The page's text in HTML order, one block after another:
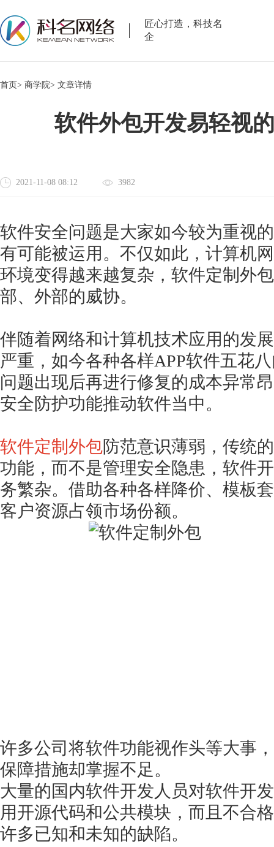
匠心打造，科技名
企
首页> 商学院> 文章详情
软件外包开发易轻视
2021-11-08 08:12 3982
软件安全问题是大家如今较为重视
有可能被运用。不仅如此，计算机
环境变得越来越复杂，软件定制外
部、外部的威协。
伴随着网络和计算机技术应用的发
严重，如今各种各样APP软件五花
问题出现后再进行修复的成本异常
安全防护功能推动软件当中。
软件定制外包防范意识薄弱，传统
功能，而不是管理安全隐患，软件
务繁杂。借助各种各样降价、模板
客户资源占领市场份额。
许多公司将软件功能视作头等大事
保障措施却掌握不足。
大量的国内软件开发人员对软件开
用开源代码和公共模块，而且不合
许多已知和未知的缺陷。